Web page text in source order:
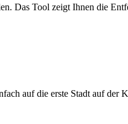
Das Tool zeigt Ihnen die
auf die erste Stadt auf